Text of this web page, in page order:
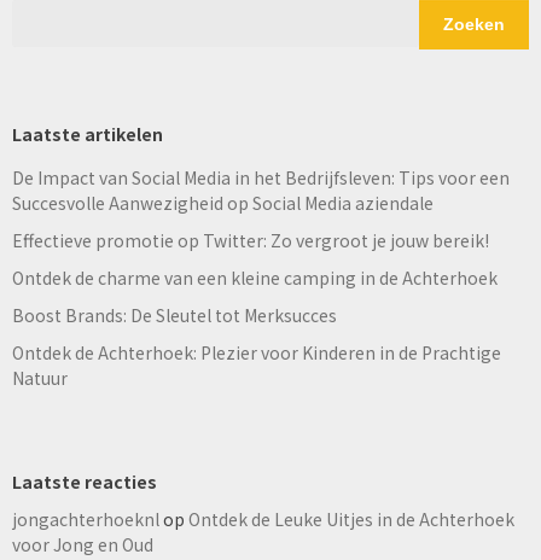
Zoeken
Laatste artikelen
De Impact van Social Media in het Bedrijfsleven: Tips voor een
Succesvolle Aanwezigheid op Social Media aziendale
Effectieve promotie op Twitter: Zo vergroot je jouw bereik!
Ontdek de charme van een kleine camping in de Achterhoek
Boost Brands: De Sleutel tot Merksucces
Ontdek de Achterhoek: Plezier voor Kinderen in de Prachtige
Natuur
Laatste reacties
jongachterhoeknl op Ontdek de Leuke Uitjes in de Achterhoek
voor Jong en Oud